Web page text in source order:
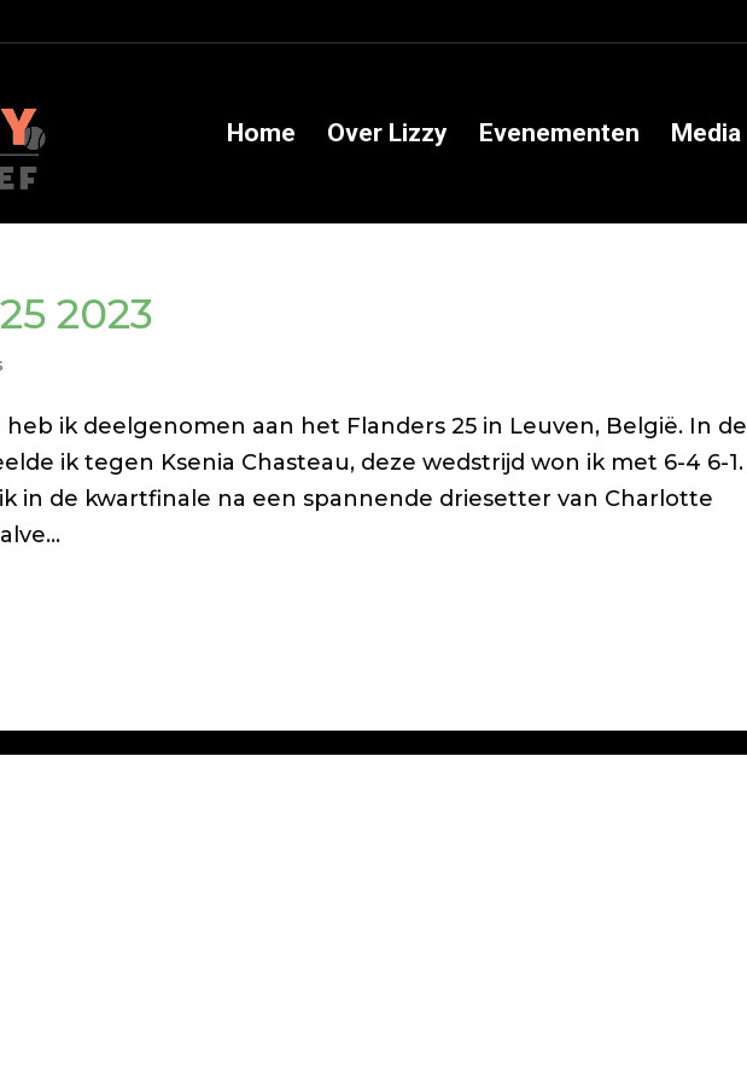
Home Over Lizzy Evenementen Media
2023
heb ik deelgenomen aan het Flanders 25 in Leuven, België. In de
ik tegen Ksenia Chasteau, deze wedstrijd won ik met 6-4 6-1.
in de kwartfinale na een spannende driesetter van Charlotte